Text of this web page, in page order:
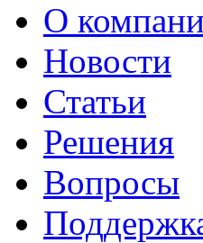
О
Новости
Статьи
Решения
Вопросы